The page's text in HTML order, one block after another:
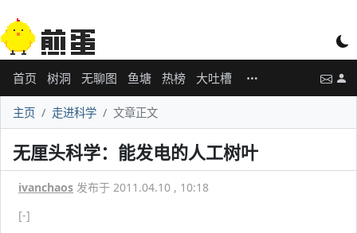
首页 树洞 无聊图 鱼塘 热榜 大吐槽
主页 走进科学 文章正文
无厘头科学：能发电的人工树叶
ivanchaos 发布于 2011.04.10 , 10:18
[-]